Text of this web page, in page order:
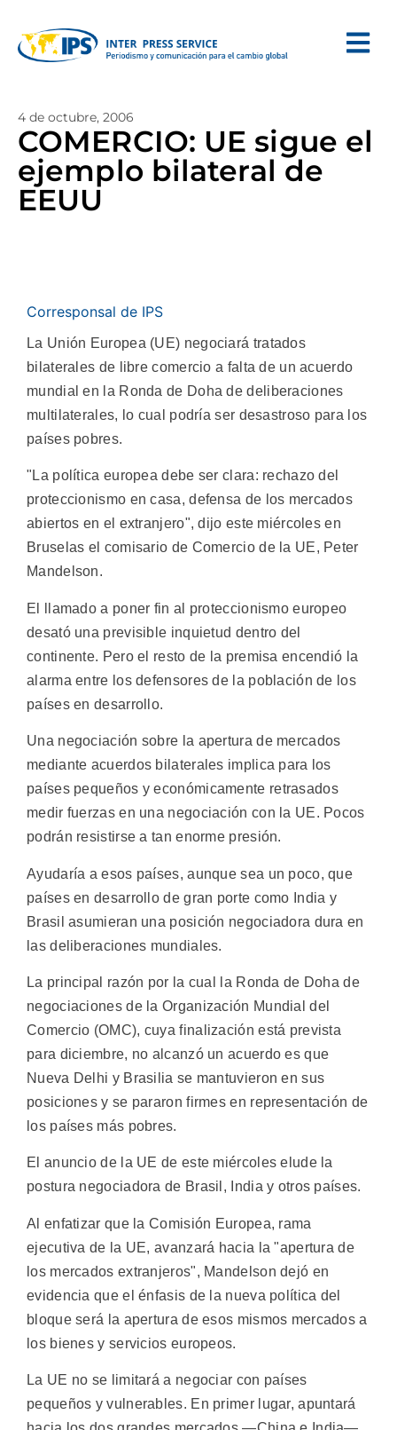
4 de octubre, 2006
COMERCIO: UE sigue el
ejemplo bilateral de
EEUU
Corresponsal de IPS
La Unión Europea (UE) negociará tratados
bilaterales de libre comercio a falta de un acuerdo
mundial en la Ronda de Doha de deliberaciones
multilaterales, lo cual podría ser desastroso para los
países pobres.
"La política europea debe ser clara: rechazo del
proteccionismo en casa, defensa de los mercados
abiertos en el extranjero", dijo este miércoles en
Bruselas el comisario de Comercio de la UE, Peter
Mandelson.
El llamado a poner fin al proteccionismo europeo
desató una previsible inquietud dentro del
continente. Pero el resto de la premisa encendió la
alarma entre los defensores de la población de los
países en desarrollo.
Una negociación sobre la apertura de mercados
mediante acuerdos bilaterales implica para los
países pequeños y económicamente retrasados
medir fuerzas en una negociación con la UE. Pocos
podrán resistirse a tan enorme presión.
Ayudaría a esos países, aunque sea un poco, que
países en desarrollo de gran porte como India y
Brasil asumieran una posición negociadora dura en
las deliberaciones mundiales.
La principal razón por la cual la Ronda de Doha de
negociaciones de la Organización Mundial del
Comercio (OMC), cuya finalización está prevista
para diciembre, no alcanzó un acuerdo es que
Nueva Delhi y Brasilia se mantuvieron en sus
posiciones y se pararon firmes en representación de
los países más pobres.
El anuncio de la UE de este miércoles elude la
postura negociadora de Brasil, India y otros países.
Al enfatizar que la Comisión Europea, rama
ejecutiva de la UE, avanzará hacia la "apertura de
los mercados extranjeros", Mandelson dejó en
evidencia que el énfasis de la nueva política del
bloque será la apertura de esos mismos mercados a
los bienes y servicios europeos.
La UE no se limitará a negociar con países
pequeños y vulnerables. En primer lugar, apuntará